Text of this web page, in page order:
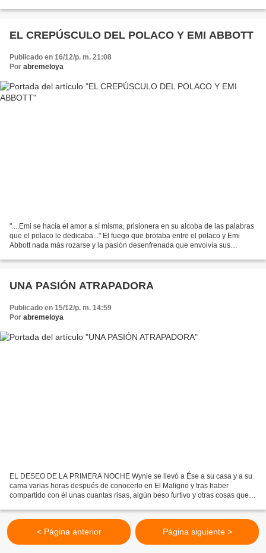
EL CREPÚSCULO DEL POLACO Y EMI ABBOTT
Publicado en 16/12/p. m. 21:08
Por abremeloya
"....Emi se hacía el amor a sí misma, prisionera en su alcoba de las palabras
que el polaco le dedicaba..." El fuego que brotaba entre el polaco y Emi
Abbott nada más rozarse y la pasión desenfrenada que envolvía sus
UNA PASIÓN ATRAPADORA
Publicado en 15/12/p. m. 14:59
Por abremeloya
EL DESEO DE LA PRIMERA NOCHE Wynie se llevó a Ése a su casa y a su
cama varias horas después de conocerlo en El Maligno y tras haber
compartido con él unas cuantas risas, algún beso furtivo y otras cosas que
< Página anterior Página siguiente >